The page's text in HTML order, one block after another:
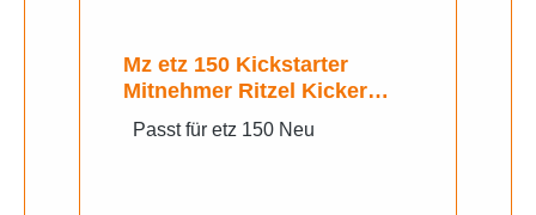
Mz etz 150 Kickstarter
Mitnehmer Ritzel Kicker
Segment SET
Passt für etz 150 Neu